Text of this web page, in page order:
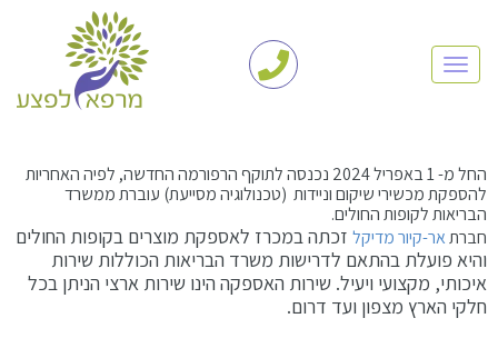
TOGGLE NAVIGATION
רפורמה חדשה במשרד הבריאות
זכאות לאספקת מכשירי שיקום וניידות באמצעות קופות החולים
שיחת ייעוץ טלפונית חינם
החל מ- 1 באפריל 2024 נכנסה לתוקף הרפורמה החדשה, לפיה האחריות
להספקת מכשירי שיקום וניידות (טכנולוגיה מסייעת) עוברת ממשרד
הבריאות לקופות החולים.
חברתאר-קיור מדיקל זכתה במכרז לאספקת מוצרים בקופות החולים
והיא פועלת בהתאם לדרישות משרד הבריאות הכוללות שירות
איכותי, מקצועי ויעיל. שירות האספקה הינו שירות ארצי הניתן בכל
חלקי הארץ מצפון ועד דרום.